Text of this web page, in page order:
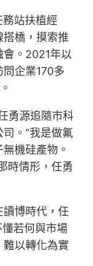
站扶植經
搭橋，摸索推
會。2021年以
企業170多
勇源追隨市科
。“我是做氟
機硅產物。
時情形，任勇
讀博時代，任
若何與市場
難以轉化為實